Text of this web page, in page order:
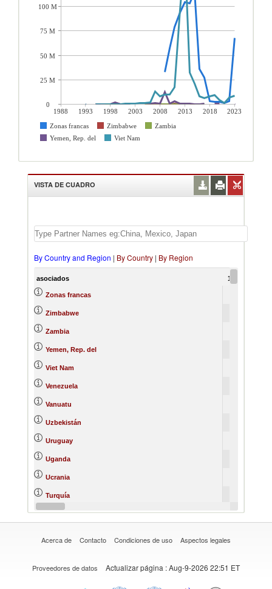
1988 1993 1998 2003 2008 2013 2018
2023
Zonas francas
Zimbabwe
Zambia
Yemen, Rep. del
Viet Nam
100 M
75 M
50 M
25 M
0
VISTA DE CUADRO
By Country and Region | By Country | By Region
asociados 1988
Zonas francas
Zimbabwe
Zambia
Yemen, Rep. del
Viet Nam
Venezuela
Vanuatu
Uzbekistán
Uruguay
Uganda
Ucrania
Turquía
Turkmenistán
Acerca de Contacto Condiciones de uso Aspectos legales
Proveedores de datos Actualizar página : Aug-9-2026 22:51 ET